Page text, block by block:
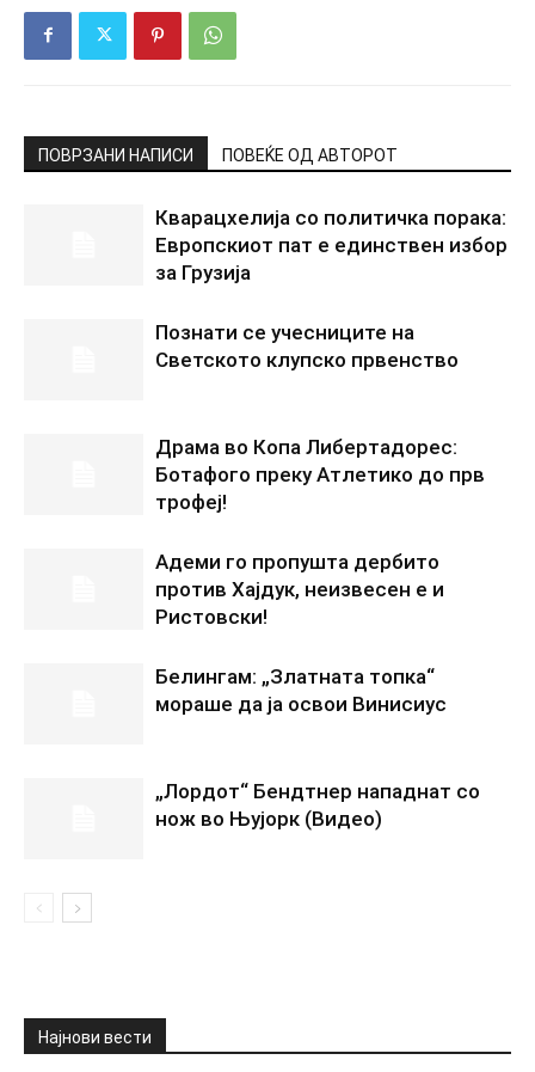
ПОВРЗАНИ НАПИСИ ПОВЕЌЕ ОД АВТОРОТ
Кварацхелија со политичка порака:
Европскиот пат е единствен избор
за Грузија
Познати се учесниците на
Светското клупско првенство
Драма во Копа Либертадорес:
Ботафого преку Атлетико до прв
трофеј!
Адеми го пропушта дербито
против Хајдук, неизвесен е и
Ристовски!
Белингам: „Златната топка“
мораше да ја освои Винисиус
„Лордот“ Бендтнер нападнат со
нож во Њујорк (Видео)
Најнови вести